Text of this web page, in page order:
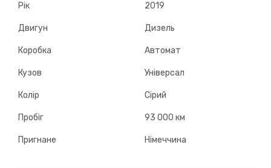
Рік 2019
Двигун Дизель
Коробка Автомат
Кузов Універсал
Колір Сірий
Пробіг 93 000 км
Пригнане Німеччина